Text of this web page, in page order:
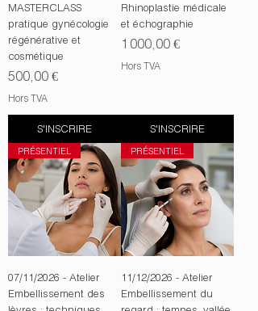
MASTERCLASS
pratique gynécologie
régénérative et
cosmétique
Prix
500,00 €
Hors TVA
S'INSCRIRE
Rhinoplastie médicale
et échographie
Prix
1 000,00 €
Hors TVA
S'INSCRIRE
PRÉSENTIEL
07/11/2026 - Atelier
Embellissement des
PRÉSENTIEL
11/12/2026 - Atelier
Embellissement du